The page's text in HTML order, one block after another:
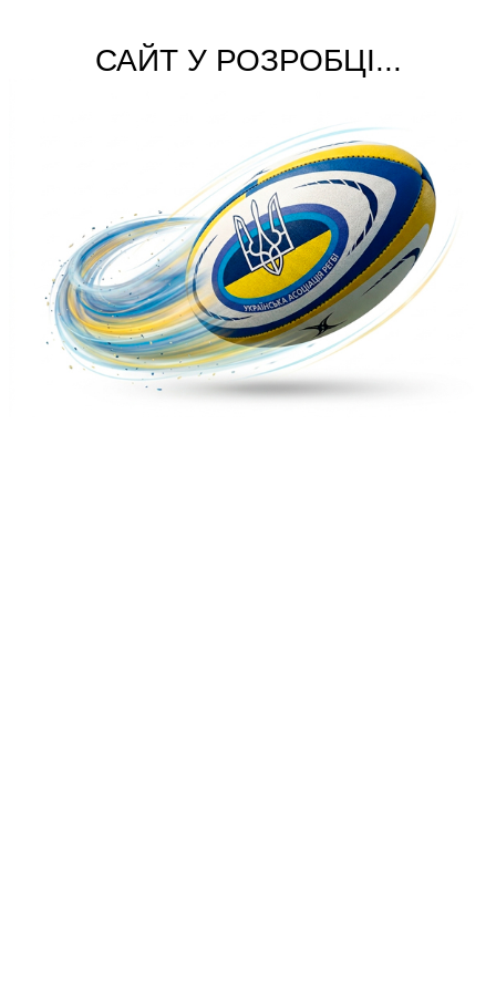
САЙТ У РОЗРОБЦІ...